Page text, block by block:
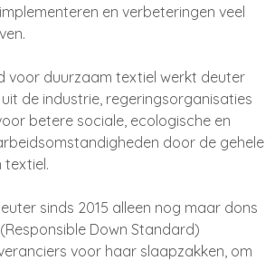
en verbeteringen veel
voor duurzaam textiel werkt deuter
de industrie, regeringsorganisaties
betere sociale, ecologische en
door de gehele
textiel.
sinds 2015 alleen nog maar dons
Down Standard)
voor haar slaapzakken, om